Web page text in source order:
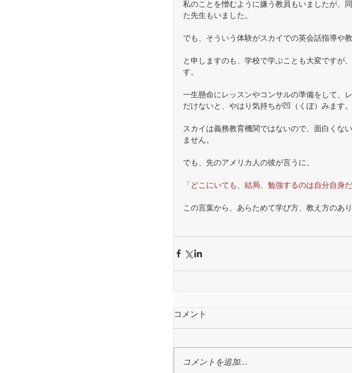
私のことを憎むように嫌う教員もいましたが、
た先生もいました。
でも、そういう体験がスカイでの英会話指導や
と申しますのも、学校で学ぶことも大変ですが
す。
一生懸命にレッスンやコンサルの準備をして、
だけないと、やはり気持ちが凹（くぼ）みます。
スカイは義務教育機関ではないので、面白くな
ません。
でも、先のアメリカ人の彼が言うに、
「どこにいても、結局、勉強するのは自分自身
この言葉から、あらためて学び方、教え方のあ
コメント
コメントを追加…